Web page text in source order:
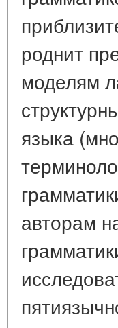
роднит
моделям
языка
авторам